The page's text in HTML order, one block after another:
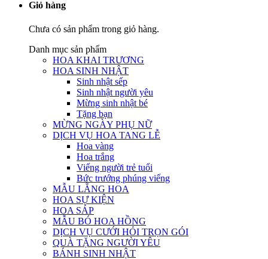
Giỏ hàng
Chưa có sản phẩm trong giỏ hàng.
Danh mục sản phẩm
HOA KHAI TRƯƠNG
HOA SINH NHẬT
Sinh nhật sếp
Sinh nhật người yêu
Mừng sinh nhật bé
Tặng bạn
MỪNG NGÀY PHỤ NỮ
DỊCH VỤ HOA TANG LỄ
Hoa vàng
Hoa trắng
Viếng người trẻ tuổi
Bức trướng phúng viếng
MẪU LẴNG HOA
HOA SỰ KIỆN
HOA SÁP
MẪU BÓ HOA HỒNG
DỊCH VỤ CƯỚI HỎI TRỌN GÓI
QUÀ TẶNG NGƯỜI YÊU
BÁNH SINH NHẬT